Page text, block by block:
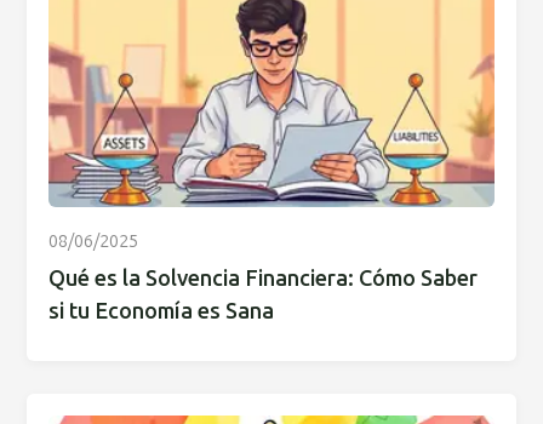
08/06/2025
Qué es la Solvencia Financiera: Cómo Saber
si tu Economía es Sana